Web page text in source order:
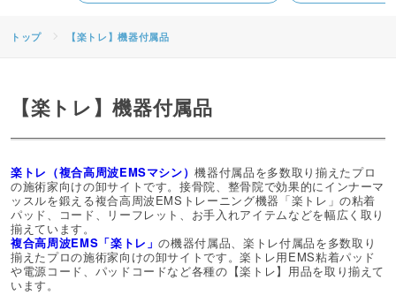
トップ 【楽トレ】機器付属品
【楽トレ】機器付属品
楽トレ（複合高周波EMSマシン）機器付属品を多数取り揃えたプロ
の施術家向けの卸サイトです。接骨院、整骨院で効果的にインナーマ
ッスルを鍛える複合高周波EMSトレーニング機器「楽トレ」の粘着
パッド、コード、リーフレット、お手入れアイテムなどを幅広く取り
揃えています。
複合高周波EMS「楽トレ」の機器付属品、楽トレ付属品を多数取り
揃えたプロの施術家向けの卸サイトです。楽トレ用EMS粘着パッド
や電源コード、パッドコードなど各種の【楽トレ】用品を取り揃えて
います。